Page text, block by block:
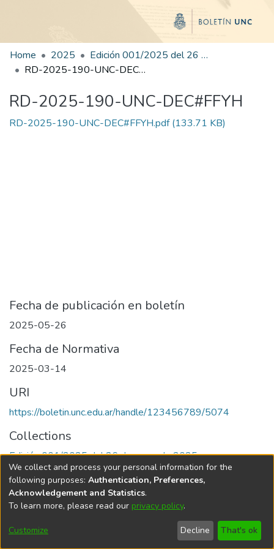
Home 2025
Edición 001/2025 del 26 de mayo de 2025
RD-2025-190-UNC-DEC#FFYH
RD-2025-190-UNC-DEC#FFYH
RD-2025-190-UNC-DEC#FFYH.pdf(133.71 KB)
Fecha de publicación en boletín
2025-05-26
Fecha de Normativa
2025-03-14
URI
https://boletin.unc.edu.ar/handle/123456789/5074
Collections
Edición 001/2025 del 26 de mayo de 2025
Universidad Nacional de Córdoba
We collect and process your personal information for the
following purposes: Authentication, Preferences,
Acknowledgement and Statistics.
To learn more, please read our privacy policy.
Customize Decline That's ok